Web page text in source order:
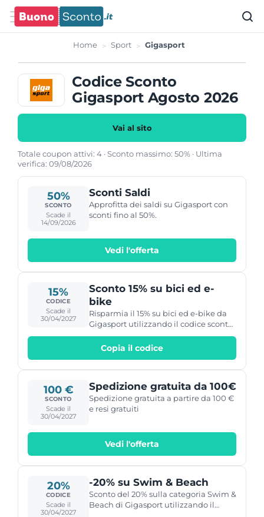
Home Sport Gigasport
Codice Sconto
Gigasport Agosto 2026
Vai al sito
Totale coupon attivi: 4 · Sconto massimo: 50% · Ultima
verifica: 09/08/2026
50%
SCONTO
Scade il
14/09/2026
Sconti Saldi
Approfitta dei saldi su Gigasport con
sconti fino al 50%.
Vedi l'offerta
15%
CODICE
Scade il
30/04/2027
Sconto 15% su bici ed e-
bike
Risparmia il 15% su bici ed e-bike da
Gigasport utilizzando il codice sconto
GS25-15PLCBIKE.
Copia il codice
100 €
SCONTO
Scade il
30/04/2027
Spedizione gratuita da 100€
Spedizione gratuita a partire da 100 €
e resi gratuiti
Vedi l'offerta
20%
CODICE
Scade il
30/04/2027
-20% su Swim & Beach
Sconto del 20% sulla categoria Swim &
Beach di Gigasport utilizzando il